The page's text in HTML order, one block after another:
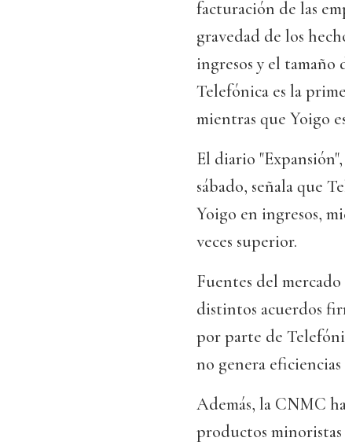
facturación de las
gravedad de los
ingresos y el tamaño
Telefónica es la
mientras que Yoigo
El diario
sábado, señala que
Yoigo en ingresos,
veces superior.
Fuentes del
distintos acuerdos
por parte de
no genera
Además, la CNMC
productos